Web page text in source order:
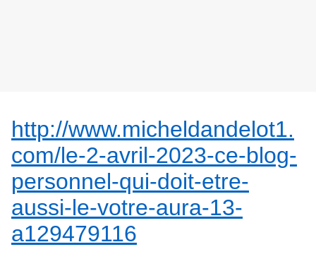
http://www.micheldandelot1.
com/le-2-avril-2023-ce-blog-
personnel-qui-doit-etre-
aussi-le-votre-aura-13-
a129479116